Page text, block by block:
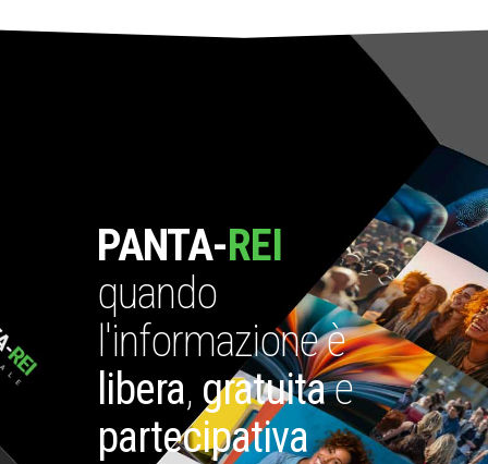
PANTA-REI
quando
l'informazione è
libera, gratuitae
partecipativa